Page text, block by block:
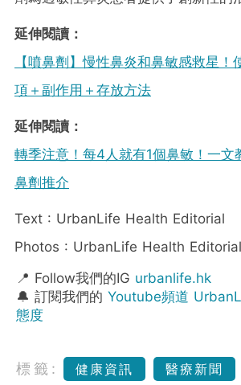
延伸閱讀：
【噴鼻劑】慢性鼻炎和鼻敏感救星！
項＋副作用＋存放方法
延伸閱讀：
轉季注意！每4人就有1個鼻敏！一文
鼻劑推介
Text : UrbanLife Health Editorial
Photos : UrbanLife Health Editorial
📍 Follow我們的IG urbanlife.hk
🔔 訂閱我們的 Youtube頻道
態度
標籤: 健康資訊 醫療新聞